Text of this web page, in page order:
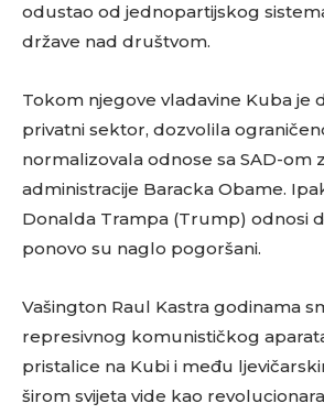
odustao od jednopartijskog
države nad društvom.
Tokom njegove vladavine Kuba je
privatni sektor, dozvolila
normalizovala odnose sa SAD-om
administracije Baracka Obame.
Donalda Trampa (Trump) odnosi
ponovo su naglo pogoršani.
Vašington Raul Kastra godinama
represivnog komunističkog
pristalice na Kubi i među
širom svijeta vide kao